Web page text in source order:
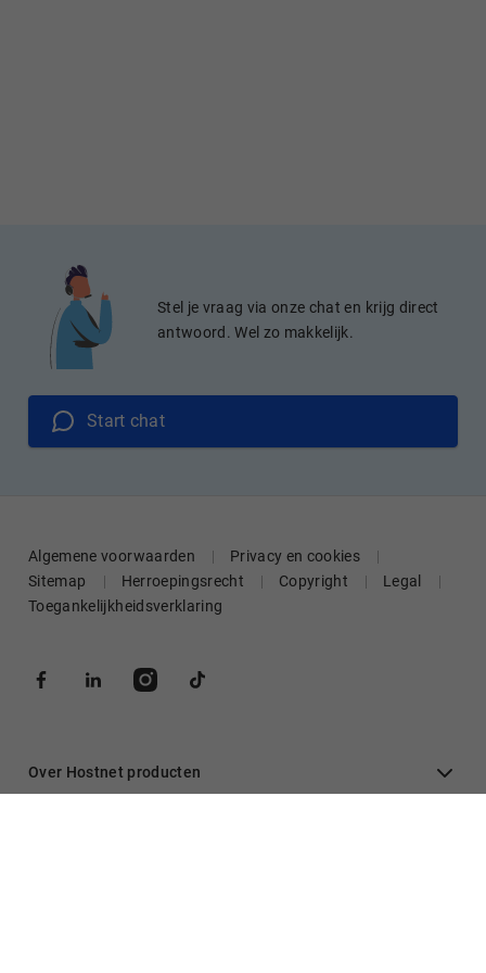
Stel je vraag via onze chat en krijg direct
antwoord. Wel zo makkelijk.
Start chat
Algemene voorwaarden
Privacy en cookies
Sitemap
Herroepingsrecht Copyright
Legal
Toegankelijkheidsverklaring
Over Hostnet producten